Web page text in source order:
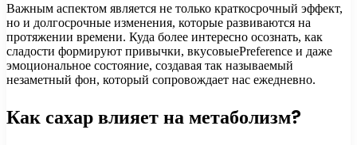
Важным аспектом является не только краткосрочный эффект,
но и долгосрочные изменения, которые развиваются на
протяжении времени. Куда более интересно осознать, как
сладости формируют привычки, вкусовыеPreference и даже
эмоциональное состояние, создавая так называемый
незаметный фон, который сопровождает нас ежедневно.
Как сахар влияет на метаболизм?